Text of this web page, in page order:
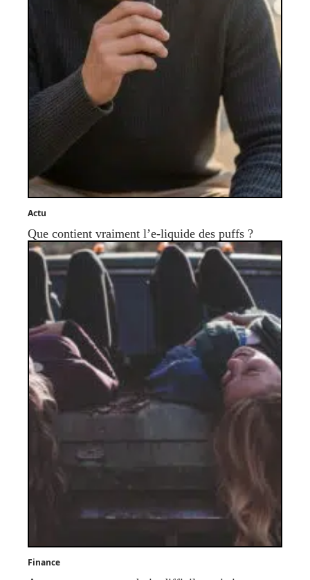
Actu
Que contient vraiment l’e-liquide des puffs ?
Finance